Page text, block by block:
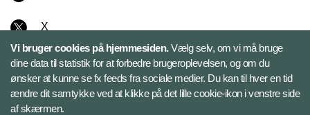
X
Instagram
Bluesky
Vi bruger cookies på hjemmesiden.Vælg selv, om vi må bruge
dine data til statistik for at forbedre brugeroplevelsen, og om du
ønsker at kunne se fx feeds fra sociale medier. Du kan til hver en tid
ændre dit samtykke ved at klikke på det lille cookie-ikon i venstre side
af skærmen.